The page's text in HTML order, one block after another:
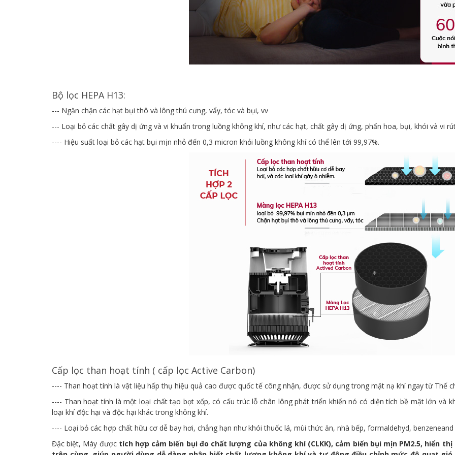
Bộ lọc HEPA H13:
--- Ngăn chặn các hạt bụi thô và lông thú cưng, vẩy, tóc và bụi, vv
--- Loại bỏ các chất gây dị ứng và vi khuẩn trong luồng không khí, như các hạt, chất gây dị ứng, phấn hoa, bụi, khói và vi
---- Hiệu suất loại bỏ các hạt bụi mịn nhỏ đến 0,3 micron khỏi luồng không khí có thể lên tới 99,97%.
Cấp lọc than hoạt tính ( cấp lọc Active Carbon)
---- Than hoạt tính là vật liệu hấp thụ hiệu quả cao được quốc tế công nhận, được sử dụng trong mặt nạ khí ngay từ Thế
---- Than hoạt tính là một loại chất tạo bọt xốp, có cấu trúc lỗ chân lông phát triển khiến nó có diện tích bề mặt lớn và
loại khí độc hại và độc hại khác trong không khí.
---- Loại bỏ các hợp chất hữu cơ dễ bay hơi, chẳng hạn như khói thuốc lá, mùi thức ăn, nhà bếp, formaldehyd,
Đặc biệt, Máy đượctích hợp cảm biến bụi đo chất lượng của không khí (CLKK), cảm biến bụi mịn PM2.5, hiển